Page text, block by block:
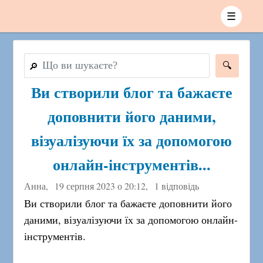
☰
🔎
Ви створили блог та бажаєте
доповнити його даними,
візуалізуючи їх за допомогою
онлайн-інструментів...
Анна, 19 серпня 2023 о 20:12, 1 відповідь
Ви створили блог та бажаєте доповнити його
даними, візуалізуючи їх за допомогою онлайн-
інструментів.